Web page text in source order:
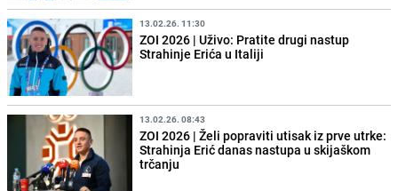
13.02.26. 11:30
ZOI 2026 | Uživo: Pratite drugi nastup
Strahinje Erića u Italiji
13.02.26. 08:43
ZOI 2026 | Želi popraviti utisak iz prve utrke:
Strahinja Erić danas nastupa u skijaškom
trčanju